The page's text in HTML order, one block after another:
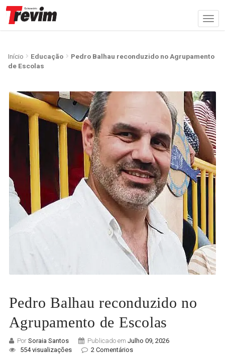
Início Educação
Pedro Balhau reconduzido no Agrupamento
de Escolas
Pedro Balhau reconduzido no
Agrupamento de Escolas
Por Soraia Santos Publicado em Julho 09, 2026
554 visualizações
2 Comentários